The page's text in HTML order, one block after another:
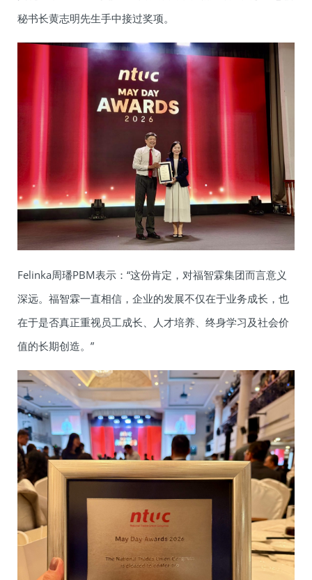
秘书长黄志明先生手中接过奖项。
Felinka周璠PBM表示：“这份肯定，对福智霖集团而言意义
深远。福智霖一直相信，企业的发展不仅在于业务成长，也
在于是否真正重视员工成长、人才培养、终身学习及社会价
值的长期创造。”